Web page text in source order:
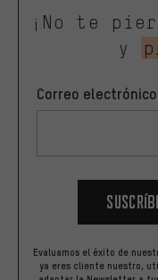
¡No te
y
Correo electrónico
Evaluamos el éxito de
ya eres cliente nuestro,